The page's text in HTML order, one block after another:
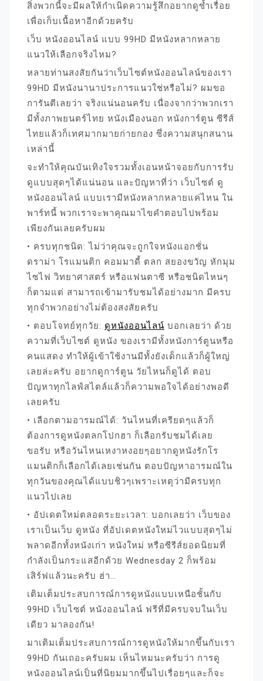
สิ่งพวกนี้จะมีผลให้กำเนิดความรู้สึกอยากดูซ้ำเรื่อย
เพื่อเก็บเนื้อหาอีกด้วยครับ
เว็บ หนังออนไลน์ แบบ 99HD มีหนังหลากหลาย
แนวให้เลือกจริงไหม?
หลายท่านสงสัยกันว่าเว็บไซต์หนังออนไลน์ของเรา
99HD มีหนังนานาประการแนวใช่หรือไม่? ผมขอ
การันตีเลยว่า จริงแน่นอนครับ เนื่องจากว่าพวกเรา
มีทั้งภาพยนตร์ไทย หนังเมืองนอก หนังการ์ตูน ซีรีส์
ไทยแล้วก็เทศมากมายก่ายกอง ซึ่งความสนุกสนาน
เหล่านี้
จะทำให้คุณบันเทิงใจรวมทั้งเอนหน้าจอยกับการรับ
ดูแบบสุดๆได้แน่นอน และปัญหาที่ว่า เว็บไซต์ ดู
หนังออนไลน์ แบบเรามีหนังหลากหลายแค่ไหน ใน
พาร์ทนี้ พวกเราจะพาคุณมาไขคำตอบไปพร้อม
เพียงกันเลยครับผม
• ครบทุกชนิด: ไม่ว่าคุณจะถูกใจหนังแอกชั่น
ดราม่า โรแมนติก คอมมาดี้ ตลก สยองขวัญ หักมุม
ไซไฟ วิทยาศาสตร์ หรือแฟนตาซี หรือชนิดไหนๆ
ก็ตามแต่ สามารถเข้ามารับชมได้อย่างมาก มีครบ
ทุกจำพวกอย่างไม่ต้องสงสัยครับ
• ตอบโจทย์ทุกวัย: ดูหนังออนไลน์ บอกเลยว่า ด้วย
ความที่เว็บไซต์ ดูหนัง ของเรามีทั้งหนังการ์ตูนหรือ
คนแสดง ทำให้ผู้เข้าใช้งานมีทั้งยังเด็กแล้วก็ผู้ใหญ่
เลยล่ะครับ อยากดูการ์ตูน วัยไหนก็ดูได้ ตอบ
ปัญหาทุกไลฟ์สไตล์แล้วก็ความพอใจได้อย่างพอดี
เลยครับ
• เลือกตามอารมณ์ได้: วันไหนที่เครียดๆแล้วก็
ต้องการดูหนังตลกโปกฮา ก็เลือกรับชมได้เลย
ขอรับ หรือวันไหนเหงาหงอยๆอยากดูหนังรักโร
แมนติกก็เลือกได้เลยเช่นกัน ตอบปัญหาอารมณ์ใน
ทุกวันของคุณได้แบบชิวๆเพราะเหตุว่ามีครบทุก
แนวไปเลย
• อัปเดตใหม่ตลอดระยะเวลา: บอกเลยว่า เว็บของ
เราเป็นเว็บ ดูหนัง ที่อัปเดตหนังใหม่ไวแบบสุดๆไม่
พลาดอีกทั้งหนังเก่า หนังใหม่ หรือซีรีส์ยอดนิยมที่
กำลังเป็นกระแสอีกด้วย Wednesday 2 ก็พร้อม
เสิร์ฟแล้วนะครับ ฮ่า…
เติมเต็มประสบการณ์การดูหนังแบบเหนือชั้นกับ
99HD เว็บไซต์ หนังออนไลน์ ฟรีที่มีครบจบในเว็บ
เดียว มาลองกัน!
มาเติมเต็มประสบการณ์การดูหนังให้มากขึ้นกับเรา
99HD กันเถอะครับผม เห็นไหมนะครับว่า การดู
หนังออนไลน์เป็นที่นิยมมากขึ้นไปเรื่อยๆและก็จะ